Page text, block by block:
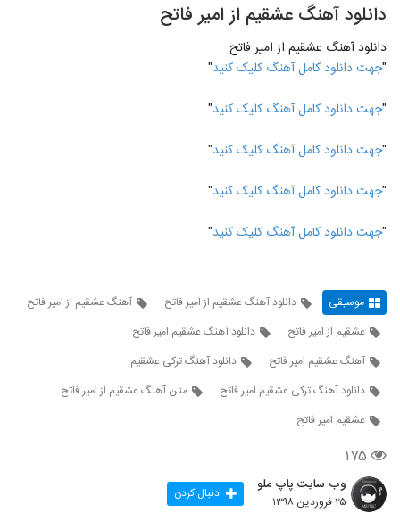
دانلود آهنگ عشقیم از امیر فاتح
دانلود آهنگ عشقیم از امیر فاتح
"جهت دانلود کامل آهنگ کلیک کنید"
"جهت دانلود کامل آهنگ کلیک کنید"
"جهت دانلود کامل آهنگ کلیک کنید"
"جهت دانلود کامل آهنگ کلیک کنید"
"جهت دانلود کامل آهنگ کلیک کنید"
موسیقی دانلود آهنگ عشقیم از امیر فاتح
آهنگ عشقیم از امیر فاتح
عشقیم از امیر فاتح
دانلود آهنگ عشقیم امیر فاتح
آهنگ عشقیم امیر فاتح
دانلود آهنگ ترکی عشقیم
دانلود آهنگ ترکی عشقیم امیر فاتح
متن آهنگ عشقیم از امیر فاتح
عشقیم امیر فاتح
۱۷۵
وب سایت پاپ ملو
۲۵ فروردین ۱۳۹۸ دنبال کردن